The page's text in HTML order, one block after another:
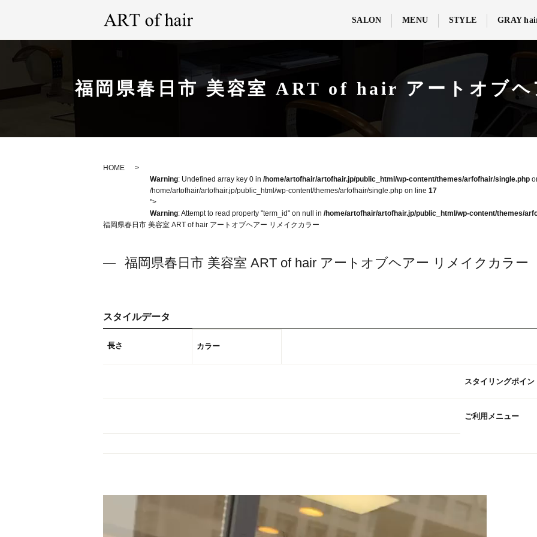
SALON MENU STYLE GRAY
福岡県春日市 美容室 ART of hair アートオブ
HOME
Warning: Undefined array key 0 in /home/artofhair/artofhair.jp/public_html/wp-content/themes/arfofhair/single.php
/home/artofhair/artofhair.jp/public_html/wp-content/themes/arfofhair/single.php on line 17
">
Warning: Attempt to read property "term_id" on null in /home/artofhair/artofhair.jp/public_html/wp-content/themes/
福岡県春日市 美容室 ART of hair アートオブヘアー リメイクカラー
福岡県春日市 美容室 ART of hair アートオブヘアー リメイクカラー
スタイルデータ
長さ カラー
スタイリングポイン
ご利用メニュー